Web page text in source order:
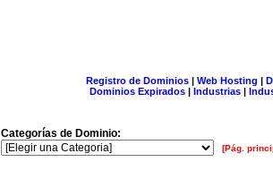
Registro de Dominios| Web Hosting |
Dominios Expirados | Industrias |
Categorías de Dominio:
[Pág.